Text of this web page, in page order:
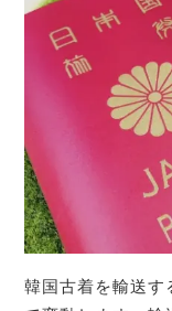
韓国古着を輸送す